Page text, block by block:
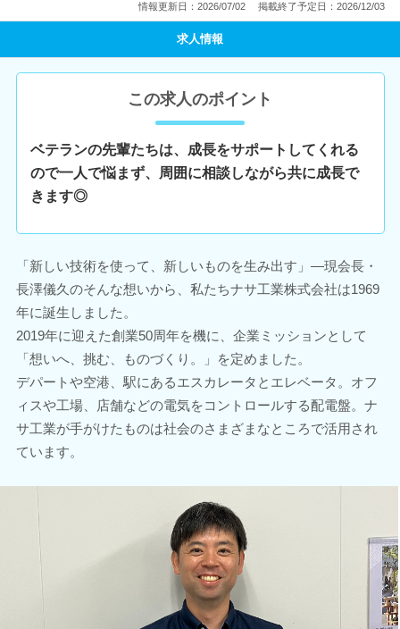
情報更新日：2026/07/02 掲載終了予定日：2026/12/03
求人情報
この求人のポイント
ベテランの先輩たちは、成長をサポートしてくれる
ので一人で悩まず、周囲に相談しながら共に成長で
きます◎
「新しい技術を使って、新しいものを生み出す」―現会長・
長澤儀久のそんな想いから、私たちナサ工業株式会社は1969
年に誕生しました。
2019年に迎えた創業50周年を機に、企業ミッションとして
「想いへ、挑む、ものづくり。」を定めました。
デパートや空港、駅にあるエスカレータとエレベータ。オフ
ィスや工場、店舗などの電気をコントロールする配電盤。ナ
サ工業が手がけたものは社会のさまざまなところで活用され
ています。